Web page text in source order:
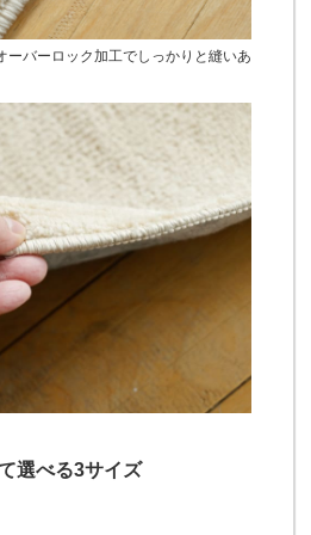
ーバーロック加工でしっかりと縫いあ
選べる3サイズ